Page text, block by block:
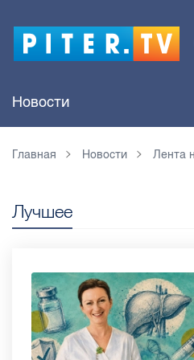
Новости
Главная Новости Лента
Лучшее